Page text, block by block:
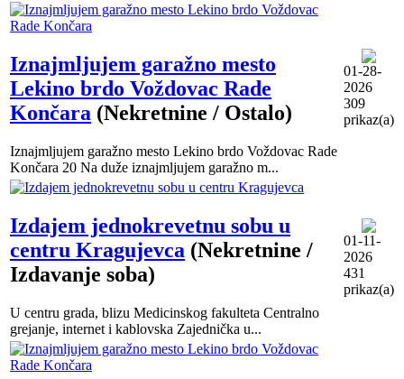
Iznajmljujem garažno mesto
Lekino brdo Voždovac Rade
Končara (Nekretnine / Ostalo)
Iznajmljujem garažno mesto Lekino brdo Voždovac Rade
Končara 20 Na duže iznajmljujem garažno m...
01-28-
2026
309
prikaz(a)
Izdajem jednokrevetnu sobu u
centru Kragujevca (Nekretnine /
Izdavanje soba)
U centru grada, blizu Medicinskog fakulteta Centralno
grejanje, internet i kablovska Zajednička u...
01-11-
2026
431
prikaz(a)